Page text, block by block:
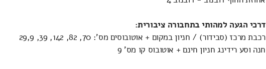
דרכי הגעה למהותי בתחבורה ציבורית:
רכבת מרכז (סבידור) / חניון במקום + אוטובוסים מס': 70, 82, 142, 39, 29,9
חנה וסע רידינג חניון חינם + אוטובוס קו מס' 9